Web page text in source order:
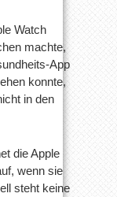
Watch
machte,
App
konnte,
in den
die Apple
wenn sie
steht keine